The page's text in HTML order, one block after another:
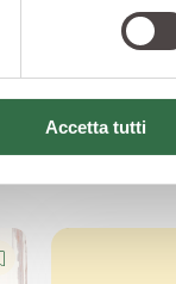
Accetta tutti